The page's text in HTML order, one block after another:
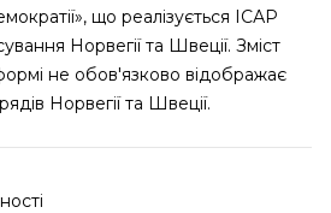
що реалізується ІСАР
Норвегії та Швеції. Зміст
не обов'язково відображає
Норвегії та Швеції.